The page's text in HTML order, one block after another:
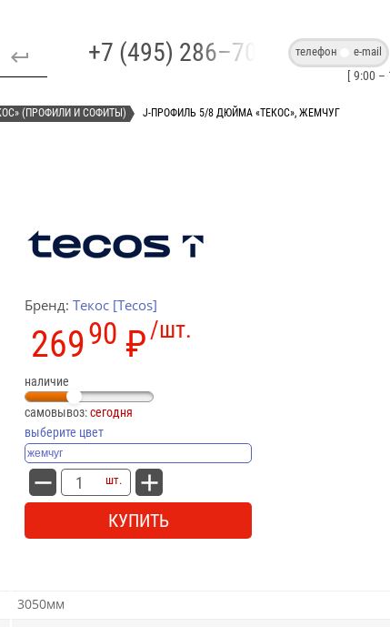
+7 (495) 286–70–40телефон e-mail
[ 9:00 –
(ПРОФИЛИ И СОФИТЫ) J-ПРОФИЛЬ 5/8 ДЮЙМА «ТЕКОС», ЖЕМЧУГ
Бренд: Текос [Tecos]
/шт.
26990 ₽
наличие
самовывоз:сегодня
выберите цвет
шт.
КУПИТЬ
3050мм